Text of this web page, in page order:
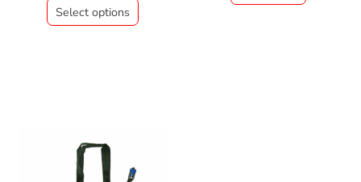
Select options